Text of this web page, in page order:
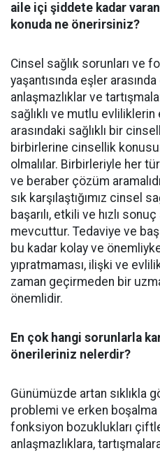
aile içi şiddete kadar
konuda ne önerirsiniz?
Cinsel sağlık sorunları ve
yaşantısında eşler arasında
anlaşmazlıklar ve
sağlıklı ve mutlu evliliklerin
arasındaki sağlıklı bir
birbirlerine cinsellik
olmalılar. Birbirleriyle her
ve beraber çözüm
sık karşılaştığımız cinsel
başarılı, etkili ve hızlı
mevcuttur. Tedaviye ve
bu kadar kolay ve
yıpratmaması, ilişki ve
zaman geçirmeden bir
önemlidir.
En çok hangi sorunlarla
önerileriniz nelerdir?
Günümüzde artan sıklıkla
problemi ve erken
fonksiyon bozuklukları
anlaşmazlıklara,